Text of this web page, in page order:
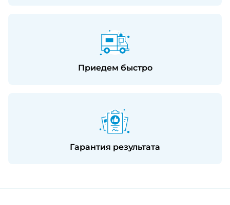
Приедем быстро
Гарантия результата